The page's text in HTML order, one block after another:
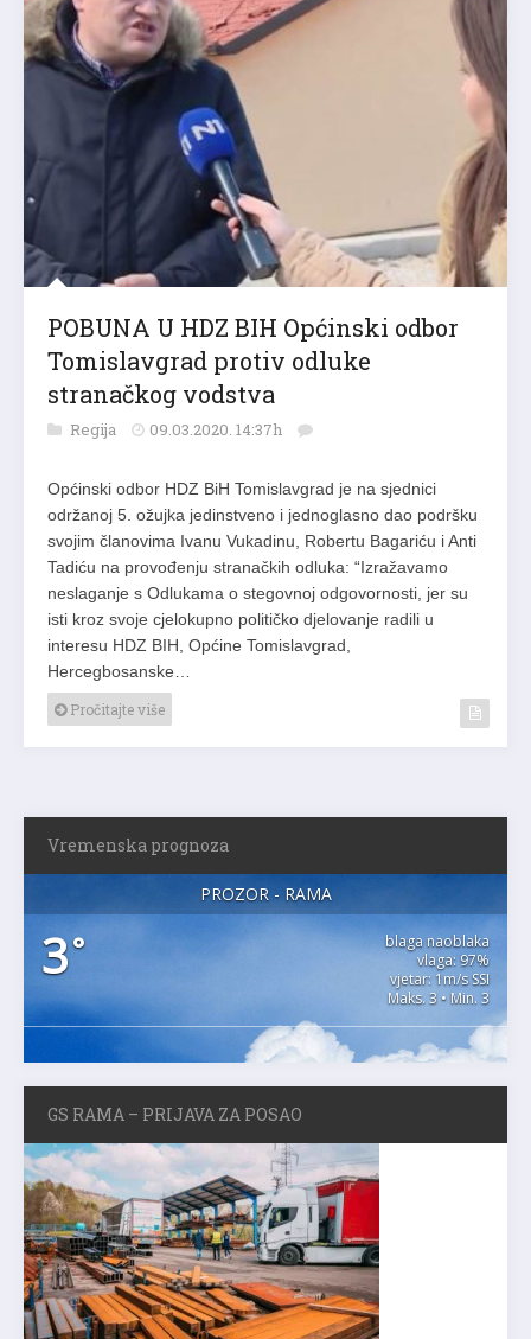
POBUNA U HDZ BIH Općinski odbor
Tomislavgrad protiv odluke
stranačkog vodstva
Regija 09.03.2020. 14:37h
Općinski odbor HDZ BiH Tomislavgrad je na sjednici
održanoj 5. ožujka jedinstveno i jednoglasno dao podršku
svojim članovima Ivanu Vukadinu, Robertu Bagariću i Anti
Tadiću na provođenju stranačkih odluka: “Izražavamo
neslaganje s Odlukama o stegovnoj odgovornosti, jer su
isti kroz svoje cjelokupno političko djelovanje radili u
interesu HDZ BIH, Općine Tomislavgrad,
Hercegbosanske…
Pročitajte više
Vremenska prognoza
PROZOR - RAMA
3°
blaga naoblaka
vlaga: 97%
vjetar: 1m/s SSI
Maks. 3 • Min. 3
GS RAMA – PRIJAVA ZA POSAO